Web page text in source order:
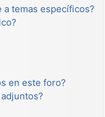
temas específicos?
en este foro?